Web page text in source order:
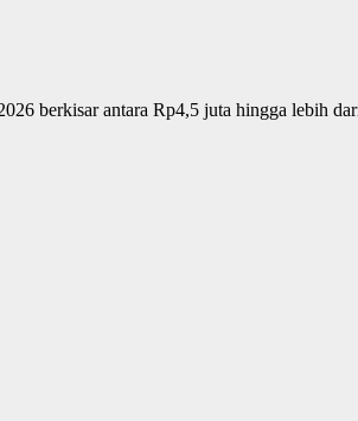
berkisar antara Rp4,5 juta hingga lebih